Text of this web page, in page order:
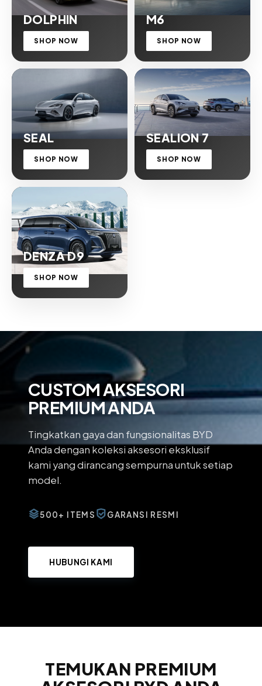
DOLPHIN
SHOP NOW
M6
SHOP NOW
SEAL
SHOP NOW
SEALION 7
SHOP NOW
DENZA D9
SHOP NOW
CUSTOM AKSESORI
PREMIUM ANDA
Tingkatkan gaya dan fungsionalitas BYD
Anda dengan koleksi aksesori eksklusif
kami yang dirancang sempurna untuk setiap
model.
500+ ITEMS GARANSI RESMI
HUBUNGI KAMI
TEMUKAN PREMIUM